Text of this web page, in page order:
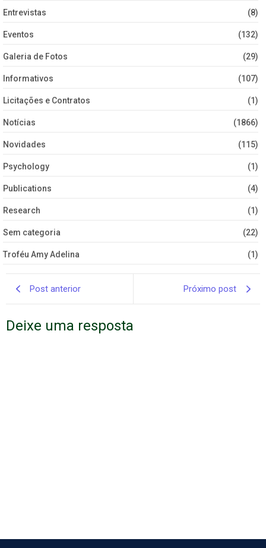
Entrevistas (8)
Eventos (132)
Galeria de Fotos (29)
Informativos (107)
Licitações e Contratos (1)
Notícias (1866)
Novidades (115)
Psychology (1)
Publications (4)
Research (1)
Sem categoria (22)
Troféu Amy Adelina (1)
Post anterior Próximo post
Deixe uma resposta